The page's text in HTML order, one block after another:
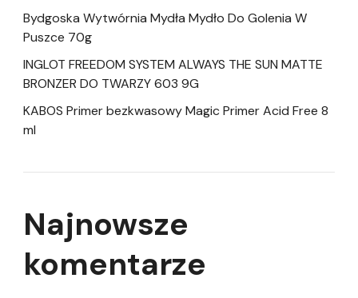
Bydgoska Wytwórnia Mydła Mydło Do Golenia W
Puszce 70g
INGLOT FREEDOM SYSTEM ALWAYS THE SUN MATTE
BRONZER DO TWARZY 603 9G
KABOS Primer bezkwasowy Magic Primer Acid Free 8
ml
Najnowsze
komentarze